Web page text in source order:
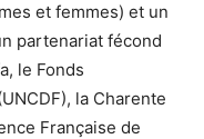
et femmes) et un
partenariat fécond
le Fonds
la Charente
Française de